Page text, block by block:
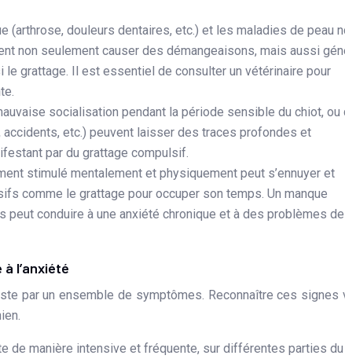
(arthrose, douleurs dentaires, etc.) et les maladies de peau
non seulement causer des démangeaisons, mais aussi
le grattage. Il est essentiel de consulter un vétérinaire pour
socialisation pendant la période sensible du chiot, ou
etc.) peuvent laisser des traces profondes et
par du grattage compulsif.
stimulé mentalement et physiquement peut s’ennuyer et
comme le grattage pour occuper son temps. Un manque
conduire à une anxiété chronique et à des problèmes de
l’anxiété
par un ensemble de symptômes. Reconnaître ces signes
de manière intensive et fréquente, sur différentes parties du